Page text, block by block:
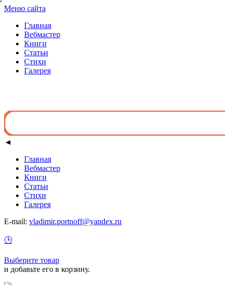
Меню сайта
Главная
Вебмастер
Книги
Статьи
Стихи
Галерея
◄
Главная
Вебмастер
Книги
Статьи
Стихи
Галерея
E-mail: vladimir.portnoff@yandex.ru
🕒
Выберите товар
и добавьте его в корзину.